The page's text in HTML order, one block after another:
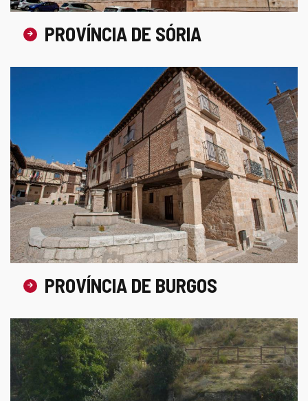
PROVÍNCIA DE SÓRIA
PROVÍNCIA DE BURGOS